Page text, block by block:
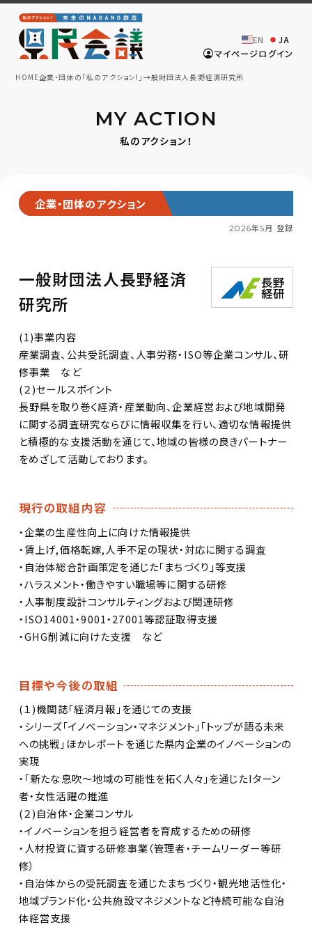
マイページログイン
EN JA
HOME企業・団体の「私のアクション!」 一般財団法人長野経済研究所
MY ACTION
私のアクション！
企業・団体のアクション
2026年5月 登録
一般財団法人長野経済
研究所
(1)事業内容
産業調査、公共受託調査、人事労務・ISO等企業コンサル、研
修事業 など
(２)セールスポイント
長野県を取り巻く経済・産業動向、企業経営および地域開発
に関する調査研究ならびに情報収集を行い、適切な情報提供
と積極的な支援活動を通じて、地域の皆様の良きパートナー
をめざして活動しております。
現行の取組内容
・企業の生産性向上に向けた情報提供
・賃上げ,価格転嫁,人手不足の現状・対応に関する調査
・自治体総合計画策定を通じた「まちづくり」等支援
・ハラスメント・働きやすい職場等に関する研修
・人事制度設計コンサルティングおよび関連研修
・ISO14001・9001・27001等認証取得支援
・GHG削減に向けた支援 など
目標や今後の取組
(１)機関誌「経済月報」を通じての支援
・シリーズ「イノベーション・マネジメント」「トップが語る未来
への挑戦」ほかレポートを通じた県内企業のイノベーションの
実現
・「新たな息吹～地域の可能性を拓く人々」を通じたIターン
者・女性活躍の推進
(２)自治体・企業コンサル
・イノベーションを担う経営者を育成するための研修
・人材投資に資する研修事業（管理者・チームリーダー等研
修）
・自治体からの受託調査を通じたまちづくり・観光地活性化・
地域ブランド化・公共施設マネジメントなど持続可能な自治
体経営支援